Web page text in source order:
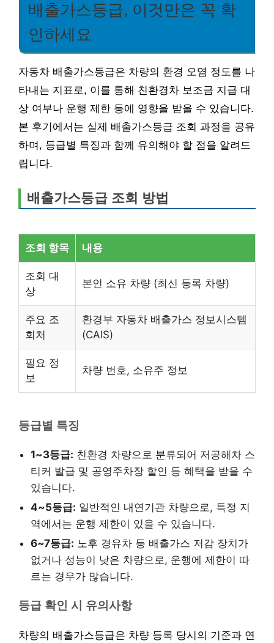
배출가스등급, 이것만은 꼭 확
인하세요
자동차 배출가스등급은 차량의 환경 오염 정도를 나
타내는 지표로, 이를 통해 친환경차 보조금 지급 대
상 여부나 운행 제한 등에 영향을 받을 수 있습니다.
본 후기에서는 실제 배출가스등급 조회 과정을 공유
하며, 등급별 특징과 함께 유의해야 할 점을 알려드
립니다.
배출가스등급 조회 방법
조회 항목 내용
조회 대
상
본인 소유 차량 (최신 등록 차량)
주요 조
회처
환경부 자동차 배출가스 정보시스템
(CAIS)
필요 정
보
차량 번호, 소유주 정보
등급별 특징
1~3등급: 친환경 차량으로 분류되어 저공해차 스
티커 발급 및 공영주차장 할인 등 혜택을 받을 수
있습니다.
4~5등급: 일반적인 내연기관 차량으로, 특정 지
역에서는 운행 제한이 있을 수 있습니다.
6~7등급: 노후 경유차 등 배출가스 저감 장치가
없거나 성능이 낮은 차량으로, 운행에 제한이 따
르는 경우가 많습니다.
등급 확인 시 유의사항
차량의 배출가스등급은 차량 등록 당시의 기준과 연